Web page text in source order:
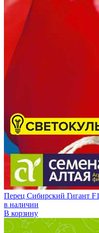
Перец Сибирский Гигант
в наличии
В корзину